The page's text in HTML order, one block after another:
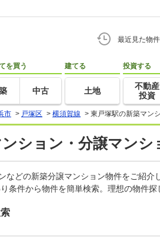
最近見た物件
を買う
中古
建てる
土地
投資する
不動産
投資
市 > 戸塚区 > 横須賀線 > 東戸塚駅の新築マン
ション・分譲マンシ
どの新築分譲マンション物件をご紹
条件から物件を簡単検索。理想の物件探